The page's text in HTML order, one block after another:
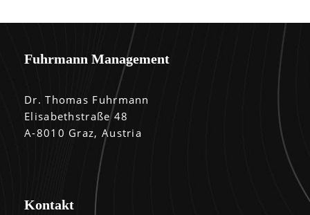
Fuhrmann Management
Dr. Thomas Fuhrmann
Elisabethstraße 48
A-8010 Graz, Austria
Kontakt